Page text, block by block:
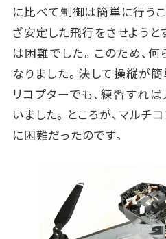
に比べて制御は簡単に行うこ
ざ安定した飛行をさせようと
は困難でした。このため、
なりました。決して操縦が
リコプターでも、練習すれ
いました。ところが、マルチ
に困難だったのです。